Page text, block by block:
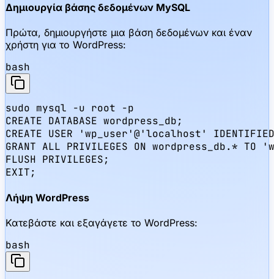
Δημιουργία βάσης δεδομένων MySQL
Πρώτα, δημιουργήστε μια βάση δεδομένων και έναν
χρήστη για το WordPress:
bash
sudo mysql -u root -p
CREATE DATABASE wordpress_db;
CREATE USER 'wp_user'@'localhost'
GRANT ALL PRIVILEGES ON wordpress_db.*
FLUSH PRIVILEGES;
EXIT;
Λήψη WordPress
Κατεβάστε και εξαγάγετε το WordPress:
bash